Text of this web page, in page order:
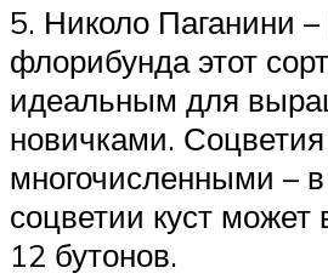
5. Николо Паганини –
флорибунда этот
идеальным для
новичками.
многочисленными –
соцветии куст может
12 бутонов.